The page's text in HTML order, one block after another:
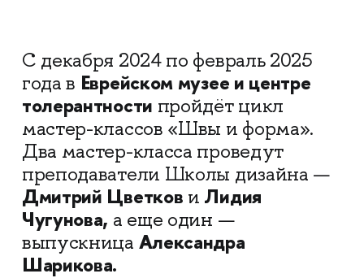
С декабря 2024 по февраль 2025
года в Еврейском музее и центре
толерантности пройдёт цикл
мастер-классов «Швы и форма».
Два мастер-класса проведут
преподаватели Школы дизайна —
Дмитрий Цветков и Лидия
Чугунова, а еще один —
выпускница Александра
Шарикова.